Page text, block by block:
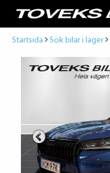
Startsida Sök bilar i lager